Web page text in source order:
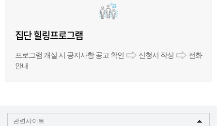
집단 힐링프로그램
프로그램 개설 시 공지사항 공고 확인 신청서 작성
전화
안내
관련사이트